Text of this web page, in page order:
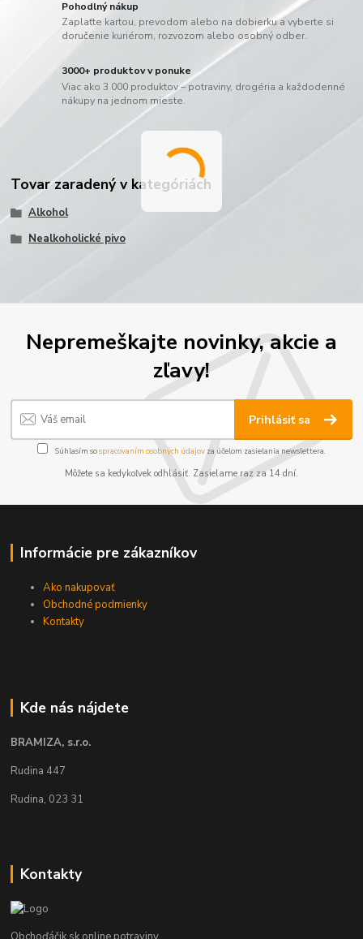
Pohodlný nákup
Zaplaťte kartou, prevodom alebo na dobierku a vyberte si
doručenie kuriérom, rozvozom alebo osobný odber.
3000+ produktov v ponuke
Viac ako 3 000 produktov – potraviny, drogéria a každodenné
nákupy na jednom mieste.
Tovar zaradený v kategóriách
Alkohol
Nealkoholické pivo
Nepremeškajte novinky, akcie a
zľavy!
Prihlásiť sa
Súhlasím sospracovaním osobných údajov za účelom zasielania newslettera.
Môžete sa kedykoľvek odhlásiť. Zasielame raz za 14 dní.
Informácie pre zákazníkov
Ako nakupovať
Obchodné podmienky
Kontakty
Kde nás nájdete
BRAMIZA, s.r.o.
Rudina 447
Rudina, 023 31
Kontakty